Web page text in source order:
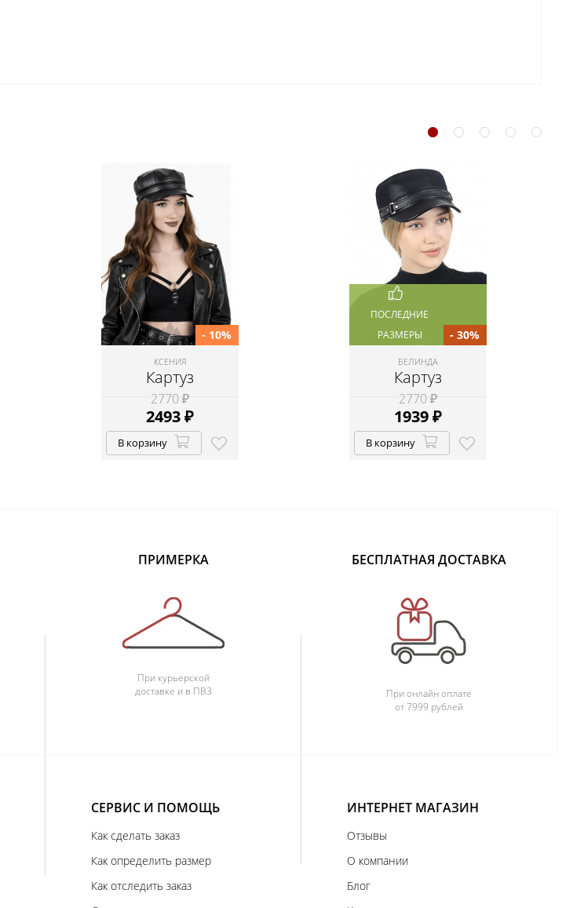
КСЕНИЯ
Картуз
2770 ₽
2493₽
- 10%
В корзину
ПОСЛЕДНИЕ
РАЗМЕРЫ
БЕЛИНДА
Картуз
2770 ₽
1939₽
- 30%
В корзину
ПРИМЕРКА
При курьерской
доставке и в ПВЗ
БЕСПЛАТНАЯ ДОСТАВКА
При онлайн оплате
от 7999 рублей
СЕРВИС И ПОМОЩЬ
Как сделать заказ
Как определить размер
Как отследить заказ
ИНТЕРНЕТ МАГАЗИН
Отзывы
О компании
Блог